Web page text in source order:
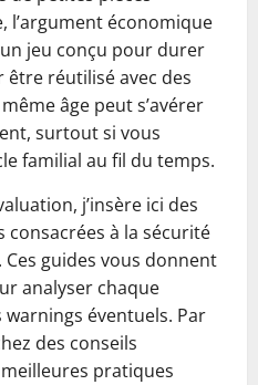
l’argument économique
jeu conçu pour durer
réutilisé avec des
âge peut s’avérer
surtout si vous
familial au fil du temps.
j’insère ici des
consacrées à la sécurité
guides vous donnent
analyser chaque
éventuels. Par
des conseils
pratiques